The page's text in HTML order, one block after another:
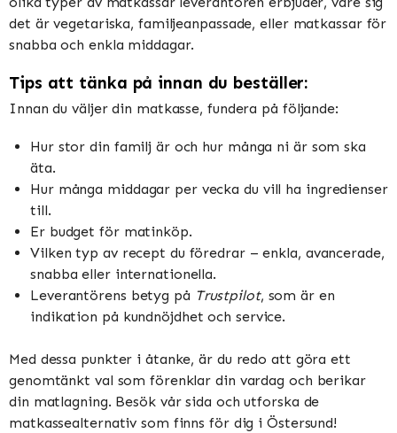
det är vegetariska, familjeanpassade, eller matkassar för
snabba och enkla middagar.
Tips att tänka på innan du beställer:
Innan du väljer din matkasse, fundera på följande:
Hur stor din familj är och hur många ni är som ska
äta.
Hur många middagar per vecka du vill ha ingredienser
till.
Er budget för matinköp.
Vilken typ av recept du föredrar – enkla, avancerade,
snabba eller internationella.
Leverantörens betyg på Trustpilot, som är en
indikation på kundnöjdhet och service.
Med dessa punkter i åtanke, är du redo att göra ett
genomtänkt val som förenklar din vardag och berikar
din matlagning. Besök vår sida och utforska de
matkassealternativ som finns för dig i Östersund!